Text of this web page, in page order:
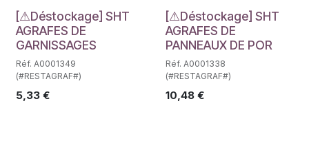
Déstockage
[⚠Déstockage] SHT
AGRAFES DE
GARNISSAGES
Réf. A0001349
(#RESTAGRAF#)
5,33 €
Déstockage
[⚠Déstockage] SHT
AGRAFES DE
PANNEAUX DE POR
Réf. A0001338
(#RESTAGRAF#)
10,48€